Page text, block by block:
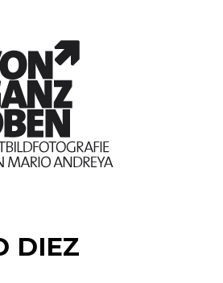
DIEZ